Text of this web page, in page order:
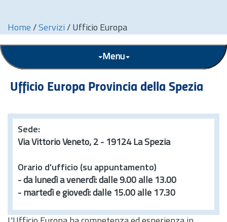
Home / Servizi / Ufficio Europa
Menu
Ufficio Europa Provincia della Spezia
Sede:
Via Vittorio Veneto, 2 - 19124 La Spezia
Orario d'ufficio (su appuntamento)
- da lunedì a venerdì: dalle 9.00 alle 13.00
- martedì e giovedì: dalle 15.00 alle 17.30